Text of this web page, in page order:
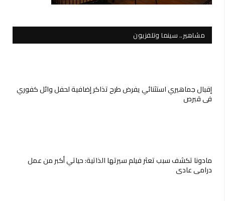
مشاهير.. سينما وتلفزيون
إقبال جماهيري استثنائي يفرض طرح تذاكر إضافية لحفل وائل كفوري
في قبرص
مادونا تكشف سبب تعثر فيلم سيرتها الذاتية: حياتي أكبر من عمل
درامي عادي